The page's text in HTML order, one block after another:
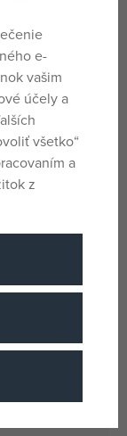
a 1 sada
i kluky
e-
vašim
účely a
všetko“
a
z